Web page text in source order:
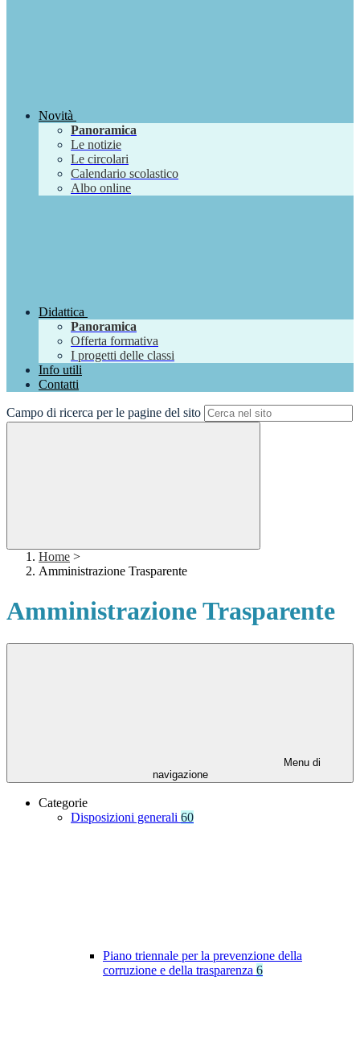
Novità
Panoramica
Le notizie
Le circolari
Calendario scolastico
Albo online
Didattica
Panoramica
Offerta formativa
I progetti delle classi
Info utili
Contatti
Campo di ricerca per le pagine del sito
Home >
Amministrazione Trasparente
Amministrazione Trasparente
Menu di
navigazione
Categorie
Disposizioni generali 60
Piano triennale per la prevenzione della
corruzione e della trasparenza 6